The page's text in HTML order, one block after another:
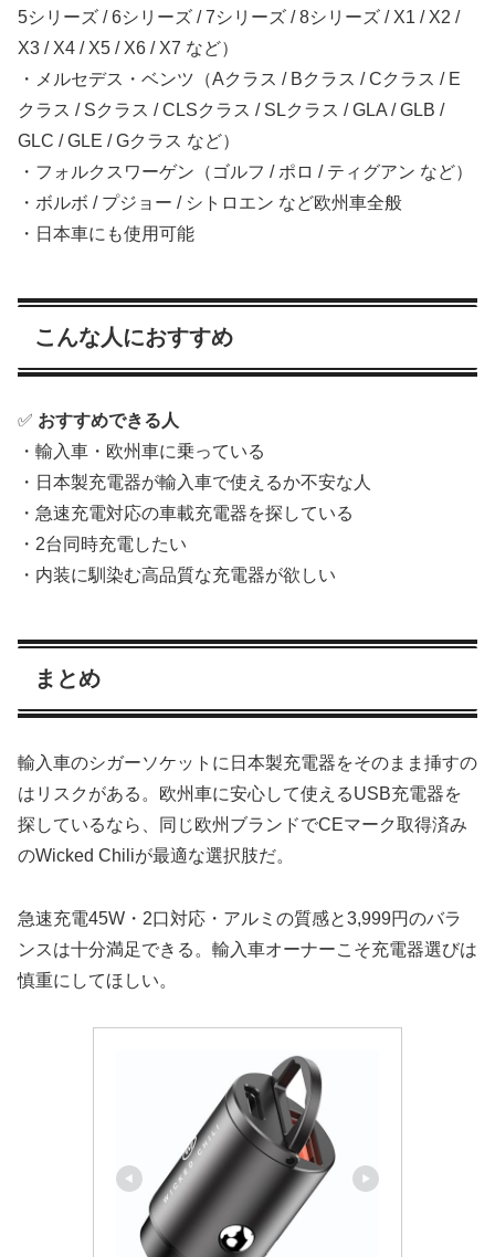
5シリーズ / 6シリーズ / 7シリーズ / 8シリーズ / X1 / X2 /
X3 / X4 / X5 / X6 / X7 など）
・メルセデス・ベンツ（Aクラス / Bクラス / Cクラス / E
クラス / Sクラス / CLSクラス / SLクラス / GLA / GLB /
GLC / GLE / Gクラス など）
・フォルクスワーゲン（ゴルフ / ポロ / ティグアン など）
・ボルボ / プジョー / シトロエン など欧州車全般
・日本車にも使用可能
こんな人におすすめ
✅ おすすめできる人
・輸入車・欧州車に乗っている
・日本製充電器が輸入車で使えるか不安な人
・急速充電対応の車載充電器を探している
・2台同時充電したい
・内装に馴染む高品質な充電器が欲しい
まとめ
輸入車のシガーソケットに日本製充電器をそのまま挿すの
はリスクがある。欧州車に安心して使えるUSB充電器を
探しているなら、同じ欧州ブランドでCEマーク取得済み
のWicked Chiliが最適な選択肢だ。
急速充電45W・2口対応・アルミの質感と3,999円のバラ
ンスは十分満足できる。輸入車オーナーこそ充電器選びは
慎重にしてほしい。